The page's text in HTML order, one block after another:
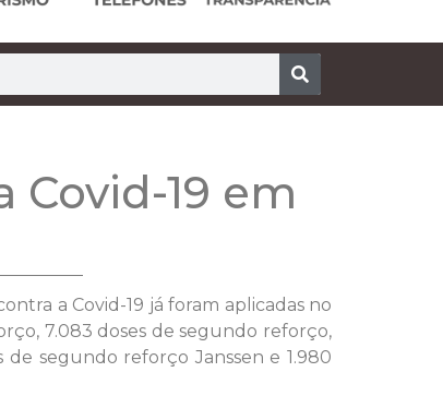
Covid-19 em
a Covid-19 já foram aplicadas no
7.083 doses de segundo reforço,
de segundo reforço Janssen e 1.980